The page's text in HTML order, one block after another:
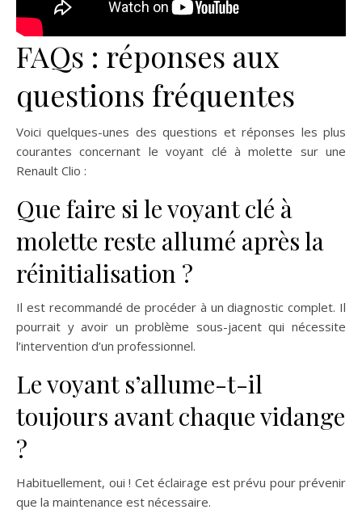
FAQs : réponses aux
questions fréquentes
Voici quelques-unes des questions et réponses les plus
courantes concernant le voyant clé à molette sur une
Renault Clio :
Que faire si le voyant clé à
molette reste allumé après la
réinitialisation ?
Il est recommandé de procéder à un diagnostic complet. Il
pourrait y avoir un problème sous-jacent qui nécessite
l’intervention d’un professionnel.
Le voyant s’allume-t-il
toujours avant chaque vidange
?
Habituellement, oui ! Cet éclairage est prévu pour prévenir
que la maintenance est nécessaire.